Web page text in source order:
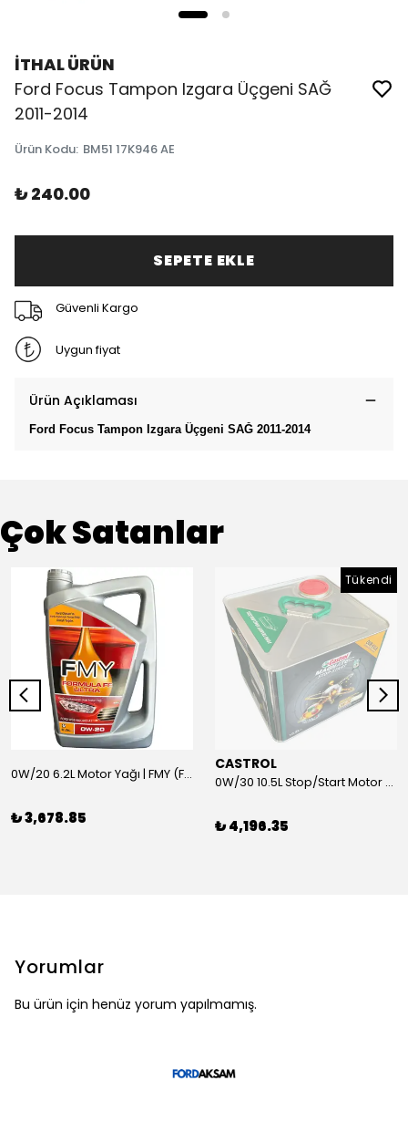
İTHAL ÜRÜN
Ford Focus Tampon Izgara Üçgeni SAĞ
2011-2014
Ürün Kodu: BM51 17K946 AE
₺ 240.00
SEPETE EKLE
Güvenli Kargo
Uygun fiyat
Ürün Açıklaması
Ford Focus Tampon Izgara Üçgeni SAĞ 2011-2014
Çok Satanlar
0W/20 6.2L Motor Yağı | FMY (Ford Motor Yağları)
₺ 3,678.85
Tükendi
CASTROL
0W/30 10.5L Stop/Start Motor Yağı | CASTROL
₺ 4,196.35
Yorumlar
Bu ürün için henüz yorum yapılmamış.